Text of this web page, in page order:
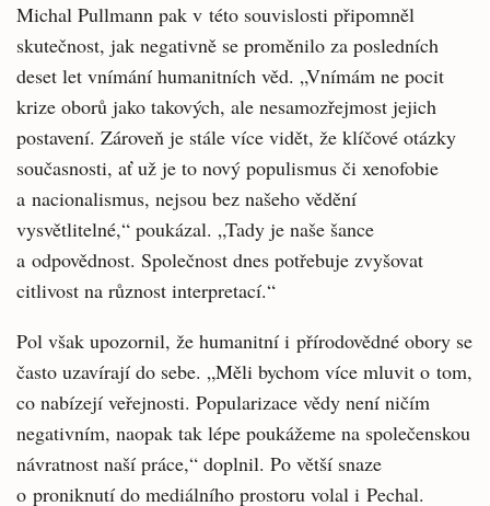
Michal Pullmann pak v této souvislosti připomněl
skutečnost, jak negativně se proměnilo za posledních
deset let vnímání humanitních věd. „Vnímám ne pocit
krize oborů jako takových, ale nesamozřejmost jejich
postavení. Zároveň je stále více vidět, že klíčové otázky
současnosti, ať už je to nový populismus či xenofobie
a nacionalismus, nejsou bez našeho vědění
vysvětlitelné,“ poukázal. „Tady je naše šance
a odpovědnost. Společnost dnes potřebuje zvyšovat
citlivost na různost interpretací.“
Pol však upozornil, že humanitní i přírodovědné obory se
často uzavírají do sebe. „Měli bychom více mluvit o tom,
co nabízejí veřejnosti. Popularizace vědy není ničím
negativním, naopak tak lépe poukážeme na společenskou
návratnost naší práce,“ doplnil. Po větší snaze
o proniknutí do mediálního prostoru volal i Pechal.